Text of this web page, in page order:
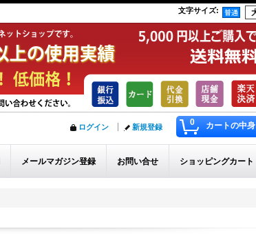
文字サイズ:
0 カートの中身
ログイン 新規登録
メールマガジン登録 お問い合せ ショッピングカート